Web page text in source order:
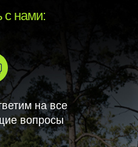
с нами:
на все
вопросы